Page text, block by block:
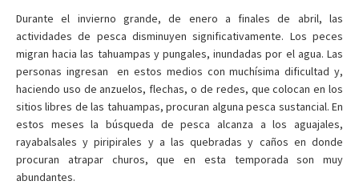
Durante el invierno grande, de enero a finales de abril, las
actividades de pesca disminuyen significativamente. Los peces
migran hacia las tahuampas y pungales, inundadas por el agua. Las
personas ingresan en estos medios con muchísima dificultad y,
haciendo uso de anzuelos, flechas, o de redes, que colocan en los
sitios libres de las tahuampas, procuran alguna pesca sustancial. En
estos meses la búsqueda de pesca alcanza a los aguajales,
rayabalsales y piripirales y a las quebradas y caños en donde
procuran atrapar churos, que en esta temporada son muy
abundantes.